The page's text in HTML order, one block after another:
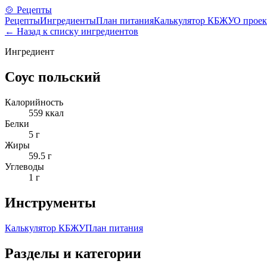
🍲 Рецепты
РецептыИнгредиентыПлан питанияКалькулятор КБЖУО
← Назад к списку ингредиентов
Ингредиент
Соус польский
Калорийность
559 ккал
Белки
5 г
Жиры
59.5 г
Углеводы
1 г
Инструменты
Калькулятор КБЖУПлан питания
Разделы и категории